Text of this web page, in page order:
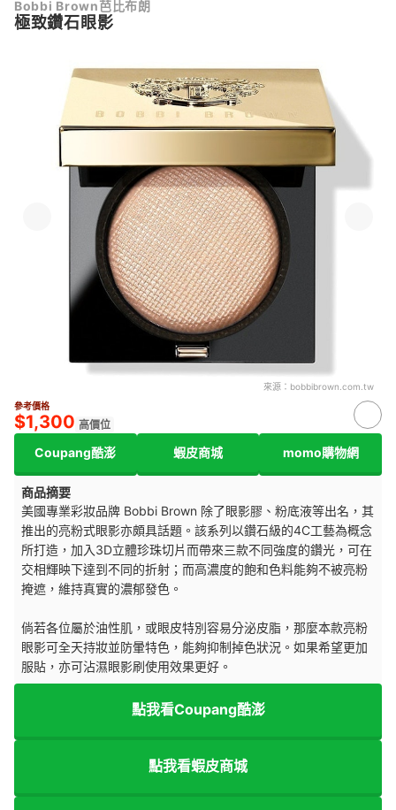
Bobbi Brown芭比布朗
極致鑽石眼影
來源： bobbibrown.com.tw
參考價格
$1,300 高價位
Coupang酷澎 蝦皮商城 momo購物網
商品摘要
美國專業彩妝品牌 Bobbi Brown 除了眼影膠、粉底液等出名，其
推出的亮粉式眼影亦頗具話題。該系列以鑽石級的4C工藝為概念
所打造，加入3D立體珍珠切片而帶來三款不同強度的鑽光，可在
交相輝映下達到不同的折射；而高濃度的飽和色料能夠不被亮粉
掩遮，維持真實的濃郁發色。
倘若各位屬於油性肌，或眼皮特別容易分泌皮脂，那麼本款亮粉
眼影可全天持妝並防暈特色，能夠抑制掉色狀況。如果希望更加
服貼，亦可沾濕眼影刷使用效果更好。
點我看Coupang酷澎
點我看蝦皮商城